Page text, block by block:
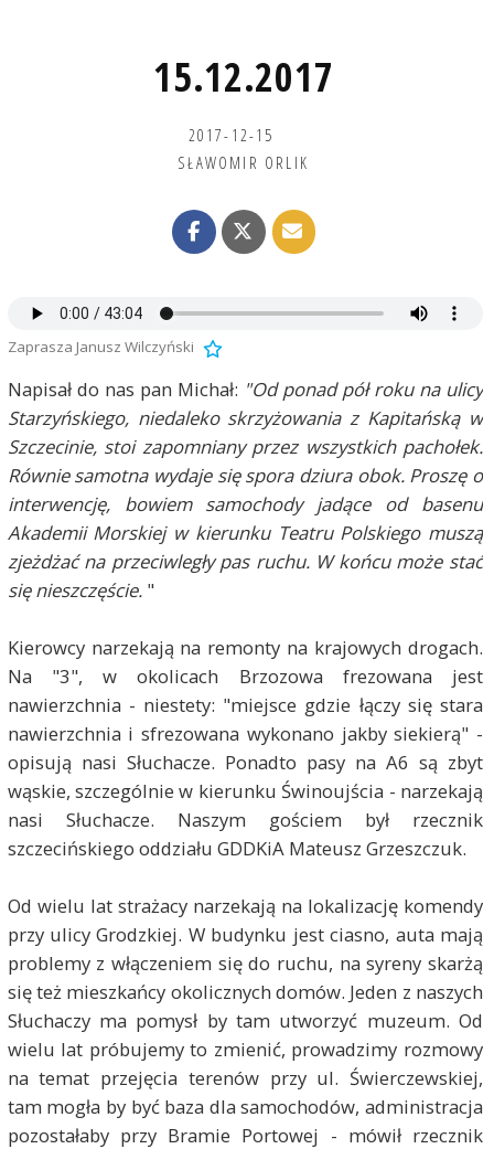
15.12.2017
2017-12-15
SŁAWOMIR ORLIK
Zaprasza Janusz Wilczyński
Napisał do nas pan Michał: "Od ponad pół roku na ulicy
Starzyńskiego, niedaleko skrzyżowania z Kapitańską w
Szczecinie, stoi zapomniany przez wszystkich pachołek.
Równie samotna wydaje się spora dziura obok. Proszę o
interwencję, bowiem samochody jadące od basenu
Akademii Morskiej w kierunku Teatru Polskiego muszą
zjeżdżać na przeciwległy pas ruchu. W końcu może stać
się nieszczęście."
Kierowcy narzekają na remonty na krajowych drogach.
Na "3", w okolicach Brzozowa frezowana jest
nawierzchnia - niestety: "miejsce gdzie łączy się stara
nawierzchnia i sfrezowana wykonano jakby siekierą" -
opisują nasi Słuchacze. Ponadto pasy na A6 są zbyt
wąskie, szczególnie w kierunku Świnoujścia - narzekają
nasi Słuchacze. Naszym gościem był rzecznik
szczecińskiego oddziału GDDKiA Mateusz Grzeszczuk.
Od wielu lat strażacy narzekają na lokalizację komendy
przy ulicy Grodzkiej. W budynku jest ciasno, auta mają
problemy z włączeniem się do ruchu, na syreny skarżą
się też mieszkańcy okolicznych domów. Jeden z naszych
Słuchaczy ma pomysł by tam utworzyć muzeum. Od
wielu lat próbujemy to zmienić, prowadzimy rozmowy
na temat przejęcia terenów przy ul. Świerczewskiej,
tam mogła by być baza dla samochodów, administracja
pozostałaby przy Bramie Portowej - mówił rzecznik